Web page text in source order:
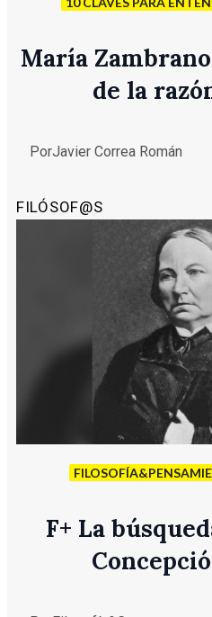
María
de la
PorJavier Correa Román
FILÓSOF@S
F+ La